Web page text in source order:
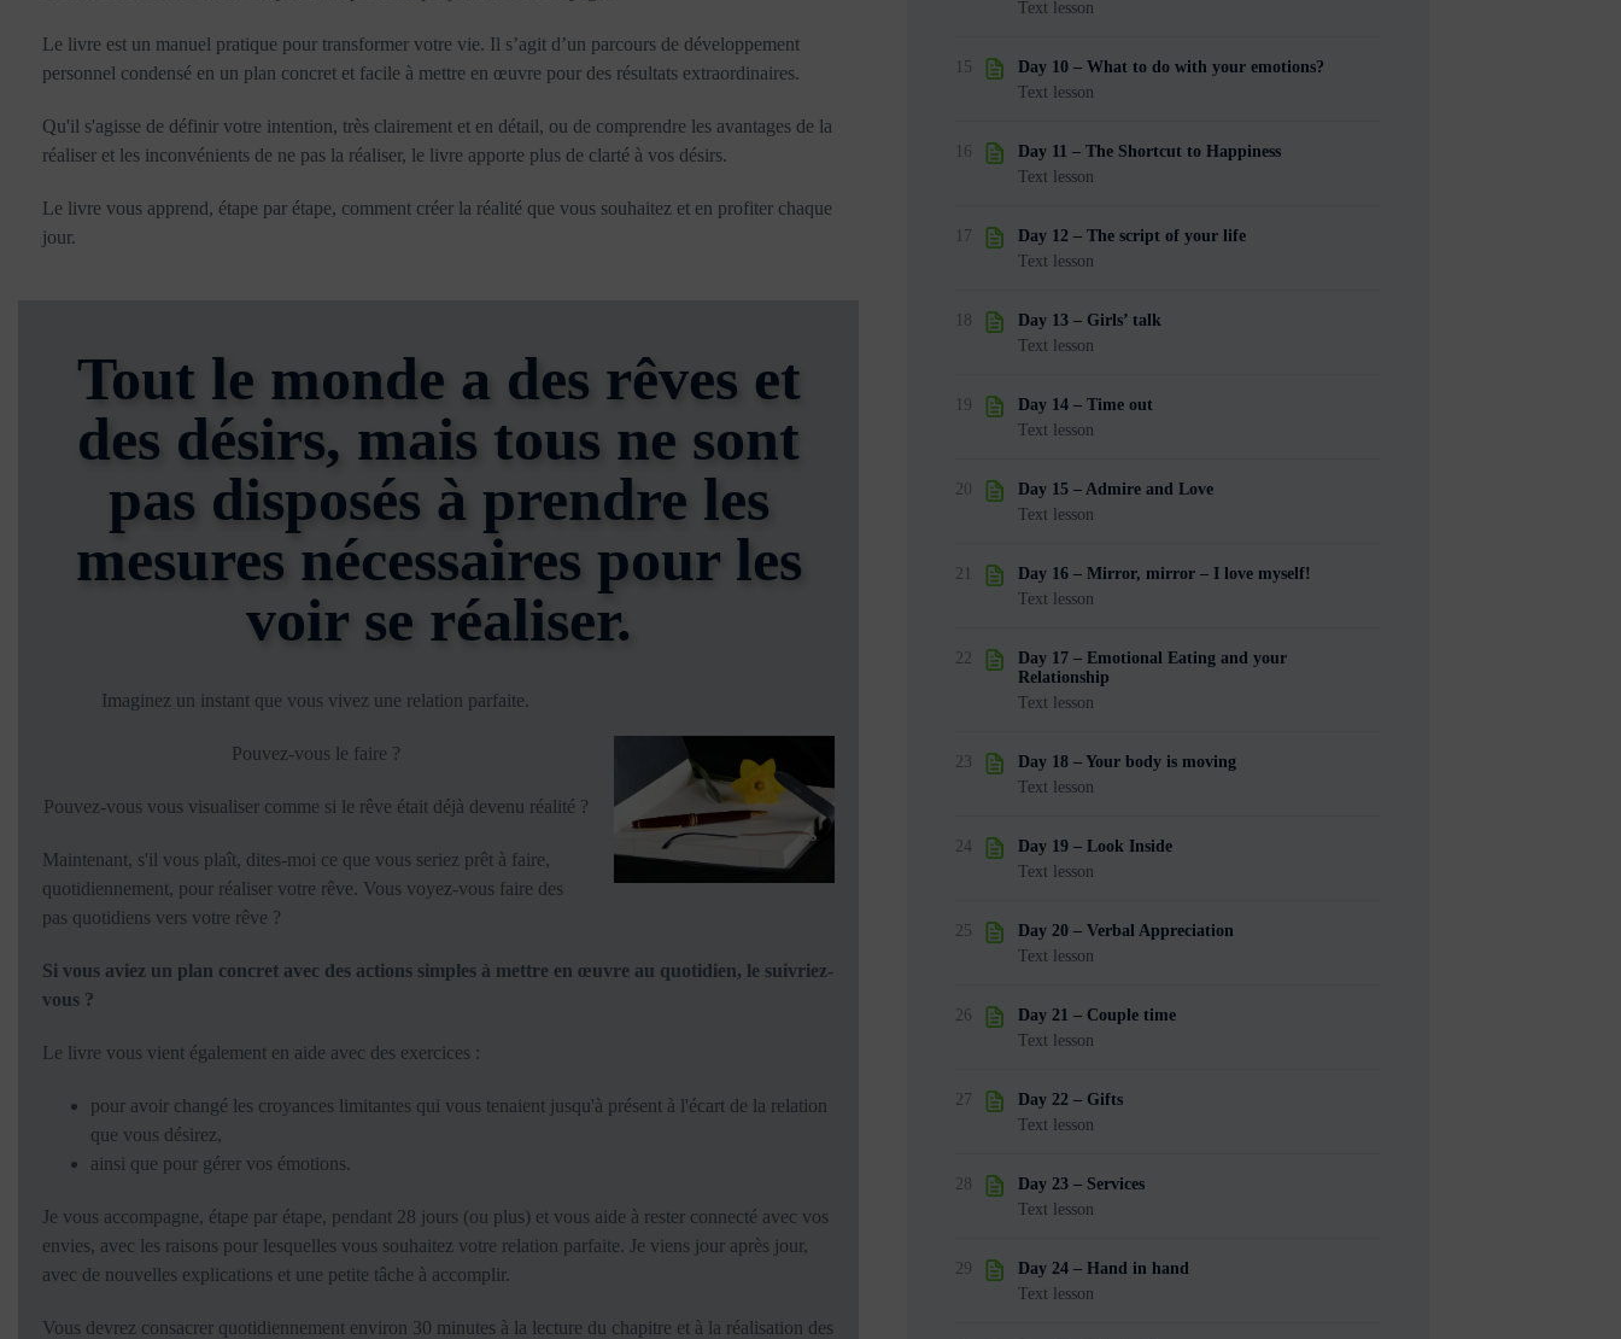
Le livre est un manuel pratique pour transformer votre vie. Il s’agit d’un parcours de développement
personnel condensé en un plan concret et facile à mettre en œuvre pour des résultats extraordinaires.
Qu'il s'agisse de définir votre intention, très clairement et en détail, ou de comprendre les avantages de la
réaliser et les inconvénients de ne pas la réaliser, le livre apporte plus de clarté à vos désirs.
Le livre vous apprend, étape par étape, comment créer la réalité que vous souhaitez et en profiter chaque
jour.
Tout le monde a des rêves et
des désirs, mais tous ne sont
pas disposés à prendre les
mesures nécessaires pour les
voir se réaliser.
Imaginez un instant que vous vivez une relation parfaite.
Pouvez-vous le faire ?
Pouvez-vous vous visualiser comme si le rêve était déjà devenu réalité ?
Maintenant, s'il vous plaît, dites-moi ce que vous seriez prêt à faire,
quotidiennement, pour réaliser votre rêve. Vous voyez-vous faire des
pas quotidiens vers votre rêve ?
Si vous aviez un plan concret avec des actions simples à mettre en œuvre au quotidien, le suivriez-
vous ?
Le livre vous vient également en aide avec des exercices :
pour avoir changé les croyances limitantes qui vous tenaient jusqu'à présent à l'écart de la relation
que vous désirez,
ainsi que pour gérer vos émotions.
Je vous accompagne, étape par étape, pendant 28 jours (ou plus) et vous aide à rester connecté avec vos
envies, avec les raisons pour lesquelles vous souhaitez votre relation parfaite. Je viens jour après jour,
avec de nouvelles explications et une petite tâche à accomplir.
Vous devrez consacrer quotidiennement environ 30 minutes à la lecture du chapitre et à la réalisation des
Text lesson
15
Day 10 – What to do with your emotions?
Text lesson
16
Day 11 – The Shortcut to Happiness
Text lesson
17
Day 12 – The script of your life
Text lesson
18
Day 13 – Girls’ talk
Text lesson
19
Day 14 – Time out
Text lesson
20
Day 15 – Admire and Love
Text lesson
21
Day 16 – Mirror, mirror – I love myself!
Text lesson
22
Day 17 – Emotional Eating and your
Relationship
Text lesson
23
Day 18 – Your body is moving
Text lesson
24
Day 19 – Look Inside
Text lesson
25
Day 20 – Verbal Appreciation
Text lesson
26
Day 21 – Couple time
Text lesson
27
Day 22 – Gifts
Text lesson
28
Day 23 – Services
Text lesson
29
Day 24 – Hand in hand
Text lesson